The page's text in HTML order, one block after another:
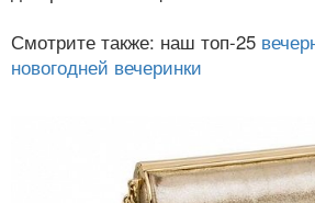
Смотрите также: наш топ-25
новогодней вечеринки